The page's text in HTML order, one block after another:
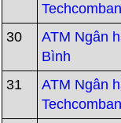
30
ATM Ngân
Bình
31
ATM Ngân